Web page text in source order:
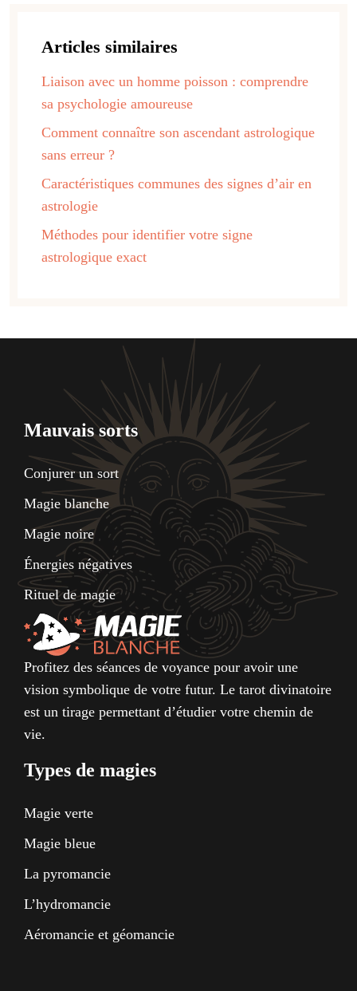
Articles similaires
Liaison avec un homme poisson : comprendre
sa psychologie amoureuse
Comment connaître son ascendant astrologique
sans erreur ?
Caractéristiques communes des signes d’air en
astrologie
Méthodes pour identifier votre signe
astrologique exact
Mauvais sorts
Conjurer un sort
Magie blanche
Magie noire
Énergies négatives
Rituel de magie
Profitez des séances de voyance pour avoir une
vision symbolique de votre futur. Le tarot divinatoire
est un tirage permettant d’étudier votre chemin de
vie.
Types de magies
Magie verte
Magie bleue
La pyromancie
L’hydromancie
Aéromancie et géomancie